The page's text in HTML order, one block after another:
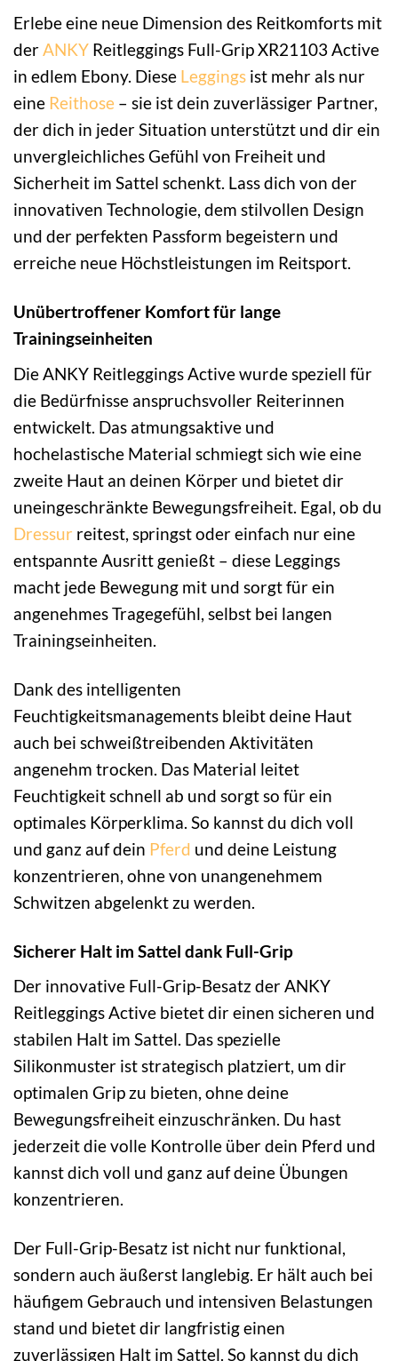
Erlebe eine neue Dimension des Reitkomforts mit
derANKY Reitleggings Full-Grip XR21103 Active
in edlem Ebony. Diese Leggings ist mehr als nur
eine Reithose – sie ist dein zuverlässiger Partner,
der dich in jeder Situation unterstützt und dir ein
unvergleichliches Gefühl von Freiheit und
Sicherheit im Sattel schenkt. Lass dich von der
innovativen Technologie, dem stilvollen Design
und der perfekten Passform begeistern und
erreiche neue Höchstleistungen im Reitsport.
Unübertroffener Komfort für lange
Trainingseinheiten
Die ANKY Reitleggings Active wurde speziell für
die Bedürfnisse anspruchsvoller Reiterinnen
entwickelt. Das atmungsaktive und
hochelastische Material schmiegt sich wie eine
zweite Haut an deinen Körper und bietet dir
uneingeschränkte Bewegungsfreiheit. Egal, ob du
Dressur reitest, springst oder einfach nur eine
entspannte Ausritt genießt – diese Leggings
macht jede Bewegung mit und sorgt für ein
angenehmes Tragegefühl, selbst bei langen
Trainingseinheiten.
Dank des intelligenten
Feuchtigkeitsmanagements bleibt deine Haut
auch bei schweißtreibenden Aktivitäten
angenehm trocken. Das Material leitet
Feuchtigkeit schnell ab und sorgt so für ein
optimales Körperklima. So kannst du dich voll
und ganz auf dein Pferd und deine Leistung
konzentrieren, ohne von unangenehmem
Schwitzen abgelenkt zu werden.
Sicherer Halt im Sattel dank Full-Grip
Der innovative Full-Grip-Besatz der ANKY
Reitleggings Active bietet dir einen sicheren und
stabilen Halt im Sattel. Das spezielle
Silikonmuster ist strategisch platziert, um dir
optimalen Grip zu bieten, ohne deine
Bewegungsfreiheit einzuschränken. Du hast
jederzeit die volle Kontrolle über dein Pferd und
kannst dich voll und ganz auf deine Übungen
konzentrieren.
Der Full-Grip-Besatz ist nicht nur funktional,
sondern auch äußerst langlebig. Er hält auch bei
häufigem Gebrauch und intensiven Belastungen
stand und bietet dir langfristig einen
zuverlässigen Halt im Sattel. So kannst du dich